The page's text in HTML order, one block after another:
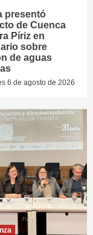
presentó
de Cuenca
Píriz en
sobre
de aguas
6 de agosto de 2026